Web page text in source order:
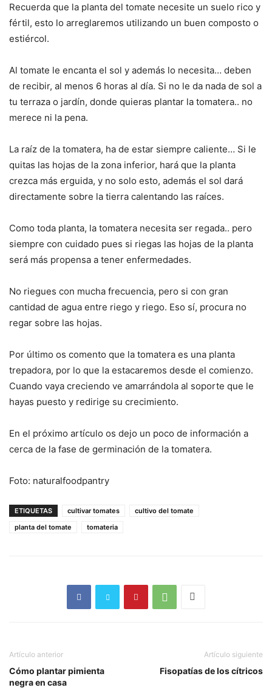
Recuerda que la planta del tomate necesite un suelo rico y
fértil, esto lo arreglaremos utilizando un buen composto o
estiércol.
Al tomate le encanta el sol y además lo necesita… deben
de recibir, al menos 6 horas al día. Si no le da nada de sol a
tu terraza o jardín, donde quieras plantar la tomatera.. no
merece ni la pena.
La raíz de la tomatera, ha de estar siempre caliente… Si le
quitas las hojas de la zona inferior, hará que la planta
crezca más erguida, y no solo esto, además el sol dará
directamente sobre la tierra calentando las raíces.
Como toda planta, la tomatera necesita ser regada.. pero
siempre con cuidado pues si riegas las hojas de la planta
será más propensa a tener enfermedades.
No riegues con mucha frecuencia, pero si con gran
cantidad de agua entre riego y riego. Eso sí, procura no
regar sobre las hojas.
Por último os comento que la tomatera es una planta
trepadora, por lo que la estacaremos desde el comienzo.
Cuando vaya creciendo ve amarrándola al soporte que le
hayas puesto y redirige su crecimiento.
En el próximo artículo os dejo un poco de información a
cerca de la fase de germinación de la tomatera.
Foto: naturalfoodpantry
ETIQUETAS cultivar tomates
cultivo del tomate
planta del tomate
tomateria
Artículo anterior
Cómo plantar pimienta
negra en casa
Artículo siguiente
Fisopatías de los cítricos